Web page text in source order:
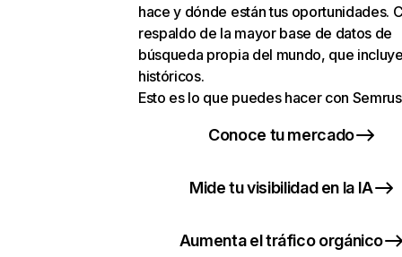
hace y dónde están tus oportunidades.
respaldo de la mayor base de datos de
búsqueda propia del mundo, que
históricos.
Esto es lo que puedes hacer con
Conoce tu mercado
Mide tu visibilidad en la IA
Aumenta el tráfico orgánico